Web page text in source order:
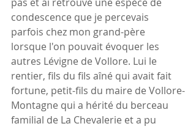
condescence que je percevais
parfois chez mon grand-père
lorsque l'on pouvait évoquer les
autres Lévigne de Vollore. Lui le
rentier, fils du fils aîné qui avait fait
fortune, petit-fils du maire de Vollore-
Montagne qui a hérité du berceau
familial de La Chevalerie et a pu